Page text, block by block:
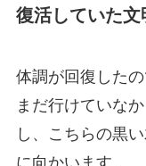
復活していた文
体調が回復した
まだ行けていな
し、こちらの黒